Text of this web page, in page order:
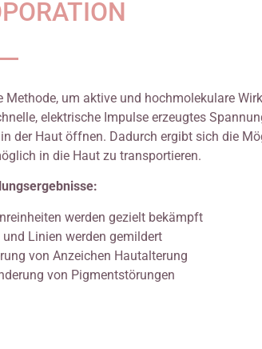
Methode, um aktive und hochmolekulare
elektrische Impulse erzeugtes
der Haut öffnen. Dadurch ergibt sich die
in die Haut zu transportieren.
werden gezielt bekämpft
und Linien werden gemildert
von Anzeichen Hautalterung
von Pigmentstörungen